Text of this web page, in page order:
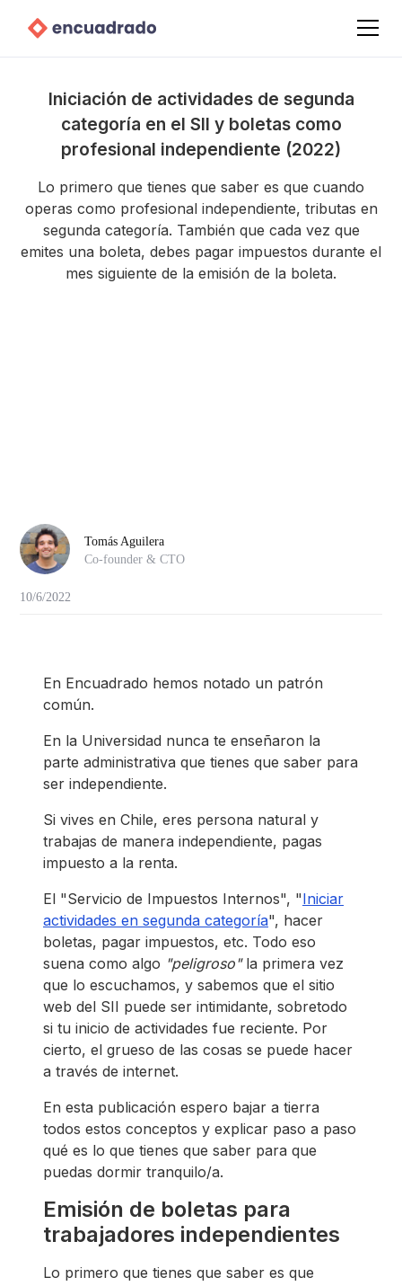
Iniciación de actividades de segunda
categoría en el SII y boletas como
profesional independiente (2022)
Lo primero que tienes que saber es que cuando
operas como profesional independiente, tributas en
segunda categoría. También que cada vez que
emites una boleta, debes pagar impuestos durante el
mes siguiente de la emisión de la boleta.
Tomás Aguilera
Co-founder & CTO
10/6/2022
En Encuadrado hemos notado un patrón
común.
En la Universidad nunca te enseñaron la
parte administrativa que tienes que saber para
ser independiente.
Si vives en Chile, eres persona natural y
trabajas de manera independiente, pagas
impuesto a la renta.
El "Servicio de Impuestos Internos", "Iniciar
actividades en segunda categoría", hacer
boletas, pagar impuestos, etc. Todo eso
suena como algo "peligroso"la primera vez
que lo escuchamos, y sabemos que el sitio
web del SII puede ser intimidante, sobretodo
si tu inicio de actividades fue reciente. Por
cierto, el grueso de las cosas se puede hacer
a través de internet.
En esta publicación espero bajar a tierra
todos estos conceptos y explicar paso a paso
qué es lo que tienes que saber para que
puedas dormir tranquilo/a.
Emisión de boletas para
trabajadores independientes
Lo primero que tienes que saber es que